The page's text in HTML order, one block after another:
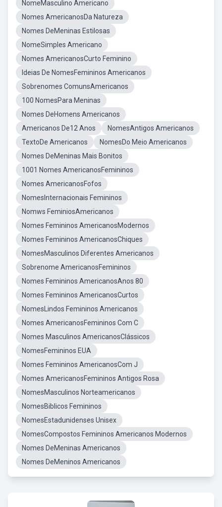
NomeMasculino Americano
Nomes AmericanosDa Natureza
Nomes DeMeninas Estilosas
NomeSimples Americano
Nomes AmericanosCurto Feminino
Ideias De NomesFemininos Americanos
Sobrenomes ComunsAmericanos
100 NomesPara Meninas
Nomes DeHomens Americanos
Americanos De12 Anos
NomesAntigos Americanos
TextoDe Americanos
NomesDo Meio Americanos
Nomes DeMeninas Mais Bonitos
1001 Nomes AmericanosFemininos
Nomes AmericanosFofos
NomesInternacionais Femininos
Nomws FeminiosAmericanos
Nomes Femininos AmericanosModernos
Nomes Femininos AmericanosChiques
NomesMasculinos Diferentes Americanos
Sobrenome AmericanosFemininos
Nomes Femininos AmericanosAnos 80
Nomes Femininos AmericanosCurtos
NomesLindos Femininos Americanos
Nomes AmericanosFemininos Com C
Nomes Masculinos AmericanosClássicos
NomesFemininos EUA
Nomes Femininos AmericanosCom J
Nomes AmericanosFemininos Antigos Rosa
NomesMasculinos Norteamericanos
NomesBiblicos Femininos
NomesEstadunidenses Unisex
NomesCompostos Femininos Americanos Modernos
Nomes DeMeninas Americanos
Nomes DeMeninos Americanos